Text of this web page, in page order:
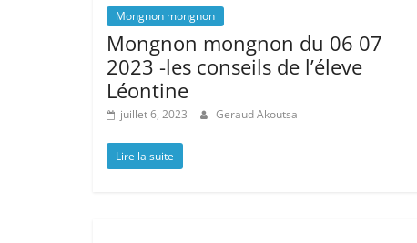
Mongnon mongnon
Mongnon mongnon du 06 07
2023 -les conseils de l’éleve
Léontine
juillet 6, 2023 Geraud Akoutsa
Lire la suite